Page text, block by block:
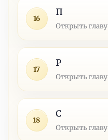
16
П
Открыть главу
17
Р
Открыть главу
18
С
Открыть главу